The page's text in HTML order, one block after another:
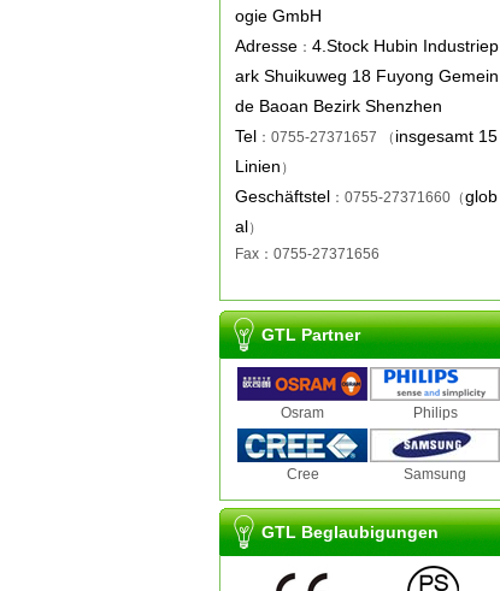
ogie GmbH
Adresse ： 4.Stock Hubin Industriep
ark Shuikuweg 18 Fuyong Gemein
de Baoan Bezirk Shenzhen
Tel ：0755-27371657 （ insgesamt 15
Linien ）
Geschäftstel ：0755-27371660（glob
al）
Fax ：0755-27371656
GTL Partner
Osram Philips
Cree Samsung
GTL Beglaubigungen